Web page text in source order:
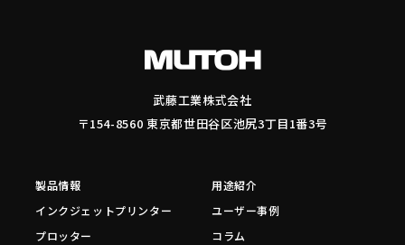
武藤工業株式会社
〒154-8560 東京都世田谷区池尻3丁目1番3号
製品情報
インクジェットプリンター
プロッター
用途紹介
ユーザー事例
コラム